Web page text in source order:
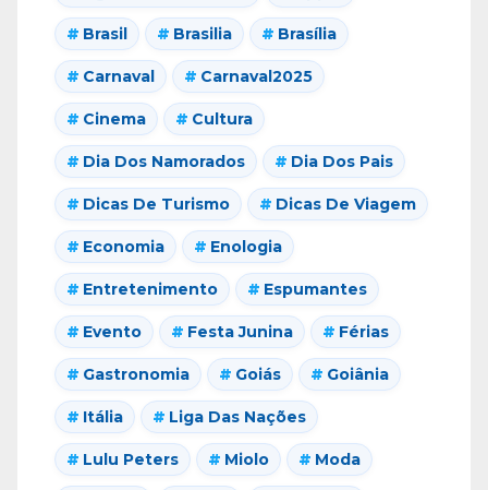
Brasil Brasilia Brasília
Carnaval Carnaval2025
Cinema Cultura
Dia Dos Namorados Dia Dos Pais
Dicas De Turismo Dicas De Viagem
Economia Enologia
Entretenimento Espumantes
Evento Festa Junina Férias
Gastronomia Goiás Goiânia
Itália Liga Das Nações
Lulu Peters Miolo Moda